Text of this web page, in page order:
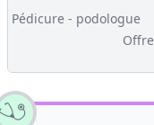
Pédicure - podologue